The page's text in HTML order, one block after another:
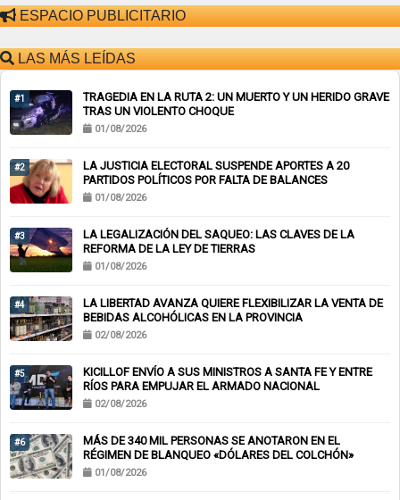
ESPACIO PUBLICITARIO
LAS MÁS LEÍDAS
#1
TRAGEDIA EN LA RUTA 2: UN MUERTO Y UN HERIDO GRAVE
TRAS UN VIOLENTO CHOQUE
01/08/2026
#2
LA JUSTICIA ELECTORAL SUSPENDE APORTES A 20
PARTIDOS POLÍTICOS POR FALTA DE BALANCES
01/08/2026
#3
LA LEGALIZACIÓN DEL SAQUEO: LAS CLAVES DE LA
REFORMA DE LA LEY DE TIERRAS
01/08/2026
#4
LA LIBERTAD AVANZA QUIERE FLEXIBILIZAR LA VENTA DE
BEBIDAS ALCOHÓLICAS EN LA PROVINCIA
02/08/2026
#5
KICILLOF ENVÍO A SUS MINISTROS A SANTA FE Y ENTRE
RÍOS PARA EMPUJAR EL ARMADO NACIONAL
02/08/2026
#6
MÁS DE 340 MIL PERSONAS SE ANOTARON EN EL
RÉGIMEN DE BLANQUEO «DÓLARES DEL COLCHÓN»
01/08/2026